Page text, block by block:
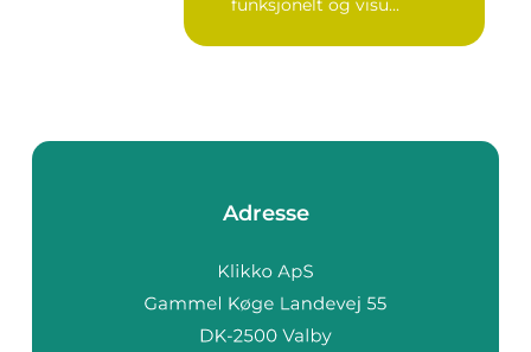
funksjonelt og visu...
Adresse